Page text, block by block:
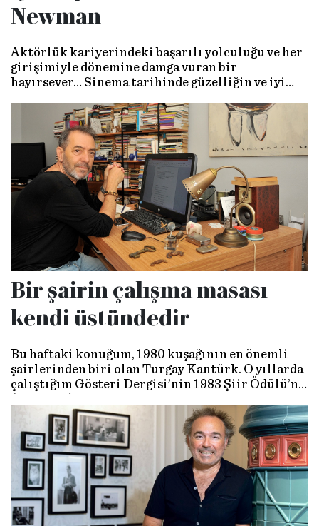
Newman
Aktörlük kariyerindeki başarılı yolculuğu ve her
girişimiyle dönemine damga vuran bir
hayırsever… Sinema tarihinde güzelliğin ve iyi
örneklerden biri: Paul Newman…
Bir şairin çalışma masası
kendi üstündedir
Bu haftaki konuğum, 1980 kuşağının en önemli
şairlerinden biri olan Turgay Kantürk. O yıllarda
çalıştığım Gösteri Dergisi’nin 1983 Şiir Ödülü’nü
olacak.